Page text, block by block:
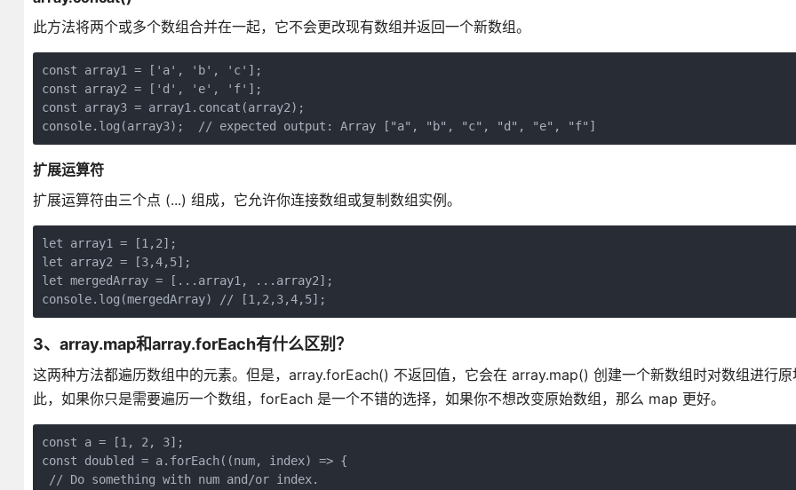
此方法将两个或多个数组合并在一起，它不会更改现有数组并返回一个新数组。
const array1 = ['a', 'b', 'c'];
const array2 = ['d', 'e', 'f'];
const array3 = array1.concat(array2);
console.log(array3);  // expected output: Array ["a", "b", "c", "d", "e", "f"]
扩展运算符
扩展运算符由三个点 (...) 组成，它允许你连接数组或复制数组实例。
let array1 = [1,2];
let array2 = [3,4,5];
let mergedArray = [...array1, ...array2];
console.log(mergedArray) // [1,2,3,4,5];
3、array.map和array.forEach有什么区别？
这两种方法都遍历数组中的元素。但是，array.forEach() 不返回值，它会在 array.map() 创建一个新数组时对数组进行原
此，如果你只是需要遍历一个数组，forEach 是一个不错的选择，如果你不想改变原始数组，那么 map 更好。
const a = [1, 2, 3];
const doubled = a.forEach((num, index) => {
// Do something with num and/or index.